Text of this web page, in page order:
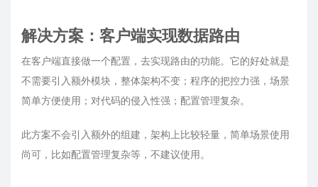
解决方案：客户端实现数据路由
在客户端直接做一个配置，去实现路由的功能。它的好处就是
不需要引入额外模块，整体架构不变；程序的把控力强，场景
简单方便使用；对代码的侵入性强；配置管理复杂。
此方案不会引入额外的组建，架构上比较轻量，简单场景使用
尚可，比如配置管理复杂等，不建议使用。